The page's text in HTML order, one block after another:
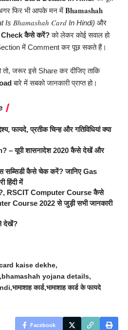
अगर फिर भी आपके मन में Bhamashah
Is Bhamashah Card In Hindi) और
कैसे करें?को लेकर कोई सवाल हो
में Comment कर पूछ सकते हैं।
तो, जरूर इसे Share कर दीजिए ताकि
बारे में सबको जानकारी प्राप्त हो।
फायदे, प्रतीक चिन्ह और गतिविधियां क्या
– यूपी शासनादेश 2020 कैसे देखें और
सब्सिडी कैसे चेक करें? जानिए Gas
हिंदी में
हैं?, RSCIT Computer Course कैसे
Course 2022 से जुड़ी सभी जानकारी
देखें?
kaise dekhe
bhamashah yojana details
भामाशाह कार्ड भामाशाह कार्ड के फायदे
Facebook